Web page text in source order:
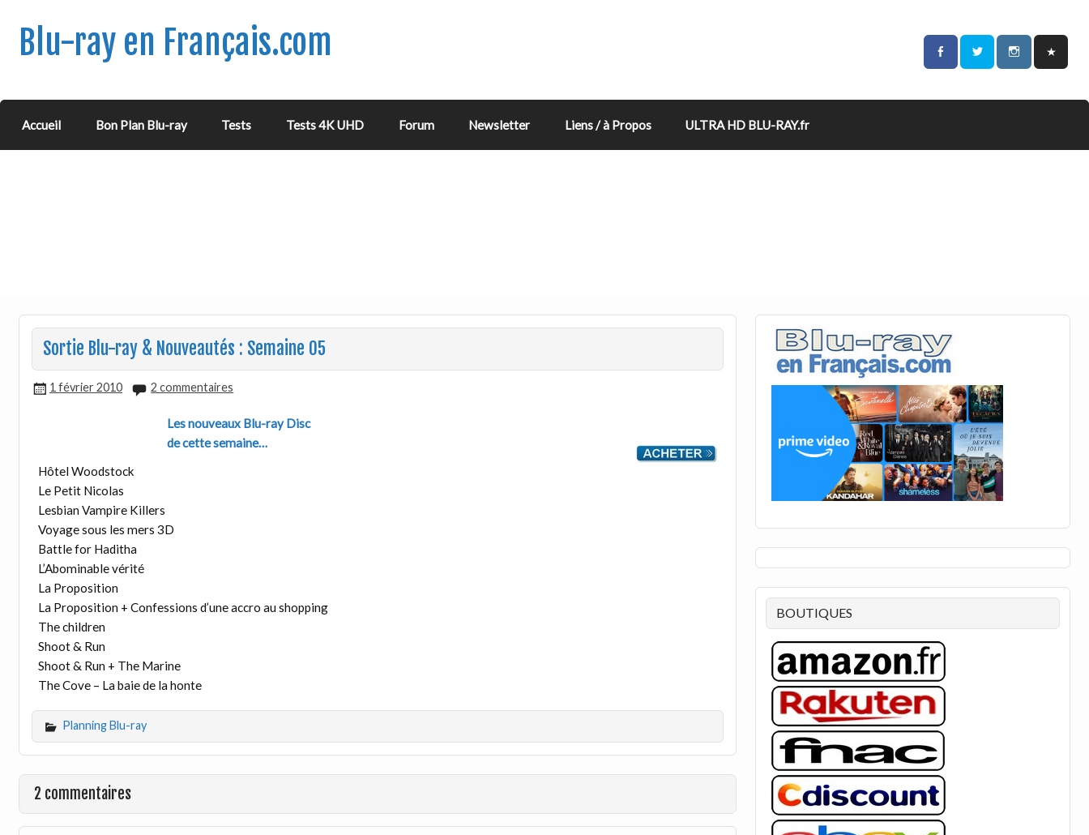
Blu-ray en Français.com
Accueil Bon Plan Blu-ray Tests Tests 4K UHD Forum Newsletter Liens / à Propos ULTRA HD BLU-RAY.fr
Sortie Blu-ray & Nouveautés : Semaine 05
1 février 2010 2 commentaires
Les nouveaux Blu-ray Disc
de cette semaine…
Hôtel Woodstock
Le Petit Nicolas
Lesbian Vampire Killers
Voyage sous les mers 3D
Battle for Haditha
L’Abominable vérité
La Proposition
La Proposition + Confessions d’une accro au shopping
The children
Shoot & Run
Shoot & Run + The Marine
The Cove – La baie de la honte
Planning Blu-ray
2 commentaires
BOUTIQUES